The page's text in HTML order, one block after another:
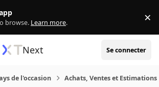
browse. Learn more. ×
Next Se connecter
de l'occasion Achats, Ventes et Estimations